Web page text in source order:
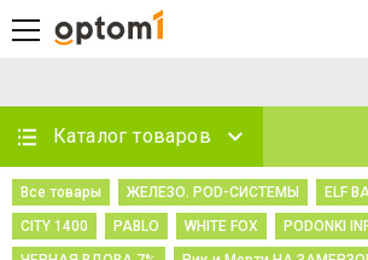
Каталог товаров
Все товары ЖЕЛЕЗО. POD-СИСТЕМЫ
ELF
CITY 1400
PABLO WHITE FOX
PODONKI